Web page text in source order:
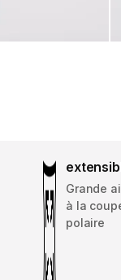
Grande
à la
polaire